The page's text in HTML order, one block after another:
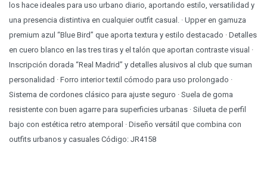
los hace ideales para uso urbano diario, aportando estilo, versatilidad y
una presencia distintiva en cualquier outfit casual. · Upper en gamuza
premium azul “Blue Bird” que aporta textura y estilo destacado · Detalles
en cuero blanco en las tres tiras y el talón que aportan contraste visual ·
Inscripción dorada “Real Madrid” y detalles alusivos al club que suman
personalidad · Forro interior textil cómodo para uso prolongado ·
Sistema de cordones clásico para ajuste seguro · Suela de goma
resistente con buen agarre para superficies urbanas · Silueta de perfil
bajo con estética retro atemporal · Diseño versátil que combina con
outfits urbanos y casuales Código: JR4158